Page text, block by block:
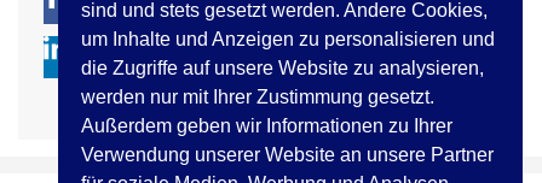
sind und stets gesetzt werden. Andere Cookies,
um Inhalte und Anzeigen zu personalisieren und
die Zugriffe auf unsere Website zu analysieren,
werden nur mit Ihrer Zustimmung gesetzt.
Außerdem geben wir Informationen zu Ihrer
Verwendung unserer Website an unsere Partner
0 0